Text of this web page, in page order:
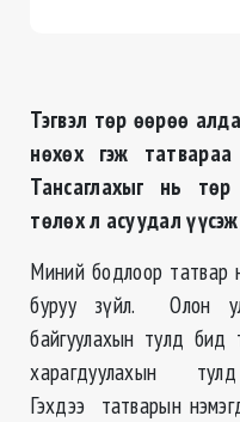
Тэгвэл төр өөрөө
нөхөх гэж
Тансаглахыг нь
төлөх л асуудал
Миний бодлоор татвар
буруу зүйл. Олон
байгуулахын тулд
харагдуулахын
Гэхдээ татварын